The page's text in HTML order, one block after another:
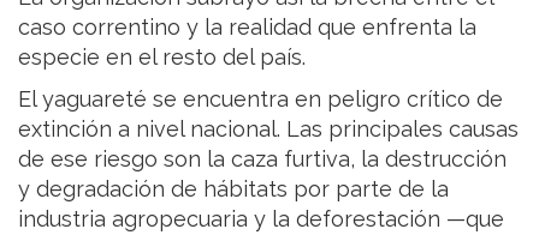
caso correntino y la realidad que enfrenta la
especie en el resto del país.
El yaguareté se encuentra en peligro crítico de
extinción a nivel nacional. Las principales causas
de ese riesgo son la caza furtiva, la destrucción
y degradación de hábitats por parte de la
industria agropecuaria y la deforestación —que